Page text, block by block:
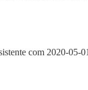
com 2020-05-